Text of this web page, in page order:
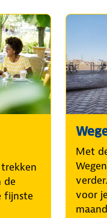
de
fijnste
Met
voor